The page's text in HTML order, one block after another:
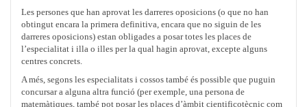
Les persones que han aprovat les darreres oposicions (o que no han
obtingut encara la primera definitiva, encara que no siguin de les
darreres oposicions) estan obligades a posar totes les places de
l’especialitat i illa o illes per la qual hagin aprovat, excepte alguns
centres concrets.
A més, segons les especialitats i cossos també és possible que puguin
concursar a alguna altra funció (per exemple, una persona de
matemàtiques, també pot posar les places d’àmbit cientificotècnic com